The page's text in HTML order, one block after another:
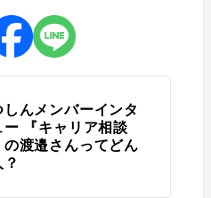
しんメンバーインタ
ー 『キャリア相談
の渡邉さんってどん